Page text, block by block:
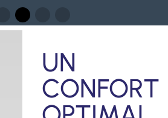
UN
CONFORT